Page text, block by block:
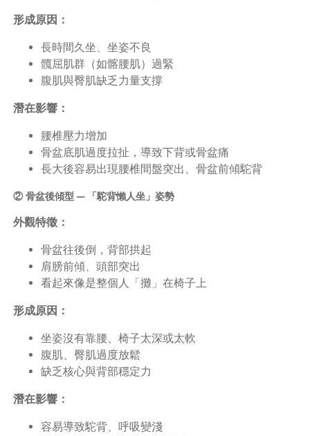
形成原因：
長時間久坐、坐姿不良
髖屈肌群（如髂腰肌）過緊
腹肌與臀肌缺乏力量支撐
潛在影響：
腰椎壓力增加
骨盆底肌過度拉扯，導致下背或骨盆痛
長大後容易出現腰椎間盤突出、骨盆前傾駝背
② 骨盆後傾型 — 「駝背懶人坐」姿勢
外觀特徵：
骨盆往後倒，背部拱起
肩膀前傾、頭部突出
看起來像是整個人「攤」在椅子上
形成原因：
坐姿沒有靠腰、椅子太深或太軟
腹肌、臀肌過度放鬆
缺乏核心與背部穩定力
潛在影響：
容易導致駝背、呼吸變淺